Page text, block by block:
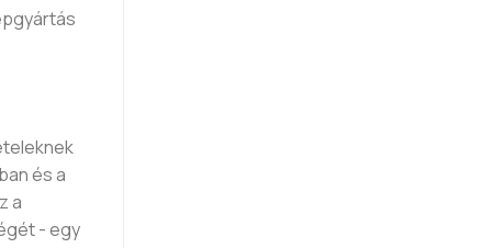
és a
a
- egy